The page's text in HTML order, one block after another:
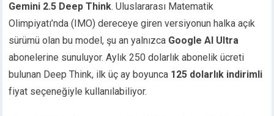
Gemini 2.5 Deep Think. Uluslararası Matematik
Olimpiyatı’nda (IMO) dereceye giren versiyonun halka açık
sürümü olan bu model, şu an yalnızca Google AI Ultra
abonelerine sunuluyor. Aylık 250 dolarlık abonelik ücreti
bulunan Deep Think, ilk üç ay boyunca 125 dolarlık indirimli
fiyat seçeneğiyle kullanılabiliyor.